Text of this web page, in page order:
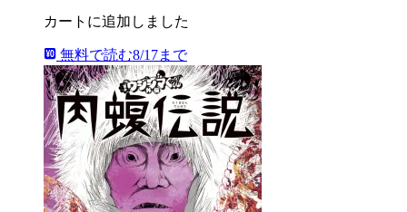
カートに追加しました
無料で読む8/17まで